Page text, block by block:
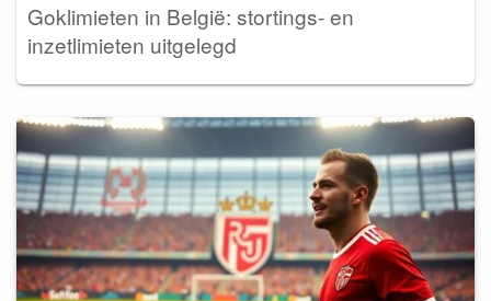
Goklimieten in België: stortings- en
inzetlimieten uitgelegd